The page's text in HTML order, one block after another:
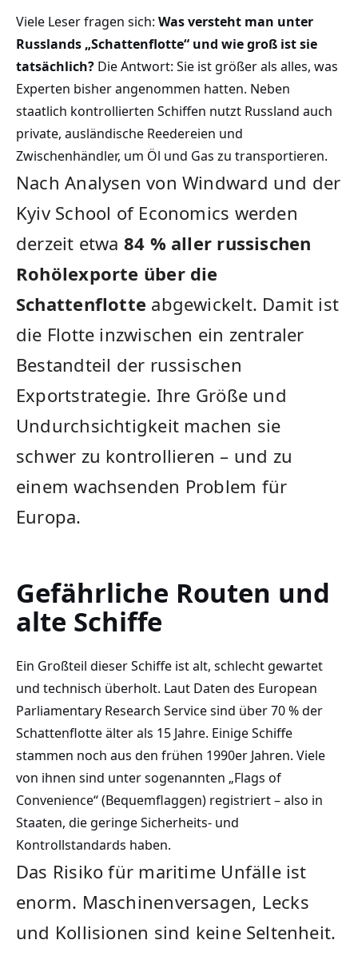
Viele Leser fragen sich: Was versteht man unter
Russlands „Schattenflotte“ und wie groß ist sie
tatsächlich? Die Antwort: Sie ist größer als alles, was
Experten bisher angenommen hatten. Neben
staatlich kontrollierten Schiffen nutzt Russland auch
private, ausländische Reedereien und
Zwischenhändler, um Öl und Gas zu transportieren.
Nach Analysen von Windward und der
Kyiv School of Economics werden
derzeit etwa 84 % aller russischen
Rohölexporte über die
Schattenflotte abgewickelt. Damit ist
die Flotte inzwischen ein zentraler
Bestandteil der russischen
Exportstrategie. Ihre Größe und
Undurchsichtigkeit machen sie
schwer zu kontrollieren – und zu
einem wachsenden Problem für
Europa.
Gefährliche Routen und
alte Schiffe
Ein Großteil dieser Schiffe ist alt, schlecht gewartet
und technisch überholt. Laut Daten des European
Parliamentary Research Service sind über 70 % der
Schattenflotte älter als 15 Jahre. Einige Schiffe
stammen noch aus den frühen 1990er Jahren. Viele
von ihnen sind unter sogenannten „Flags of
Convenience“ (Bequemflaggen) registriert – also in
Staaten, die geringe Sicherheits- und
Kontrollstandards haben.
Das Risiko für maritime Unfälle ist
enorm. Maschinenversagen, Lecks
und Kollisionen sind keine Seltenheit.